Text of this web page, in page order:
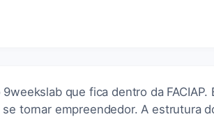
9weekslab que fica dentro da
tornar empreendedor. A estrutura